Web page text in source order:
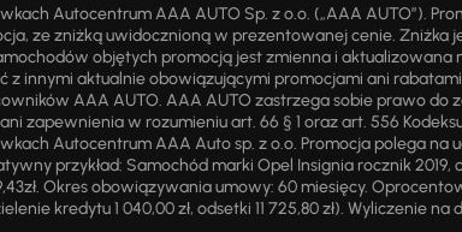
Autocentrum AAA AUTO Sp. z o.o. („AAA AUTO”).
ze zniżką uwidocznioną w prezentowanej cenie. Zniżka
objętych promocją jest zmienna i
z innymi aktualnie obowiązującymi promocjami ani
AAA AUTO. AAA AUTO zastrzega sobie prawo
zapewnienia w rozumieniu art. 66 § 1 oraz art. 556
Autocentrum AAA Auto sp. z o.o. Promocja polega na
przykład: Samochód marki Opel Insignia rocznik 2019,
Okres obowiązywania umowy: 60 miesięcy.
kredytu 1 040,00 zł, odsetki 11 725,80 zł). Wyliczenie